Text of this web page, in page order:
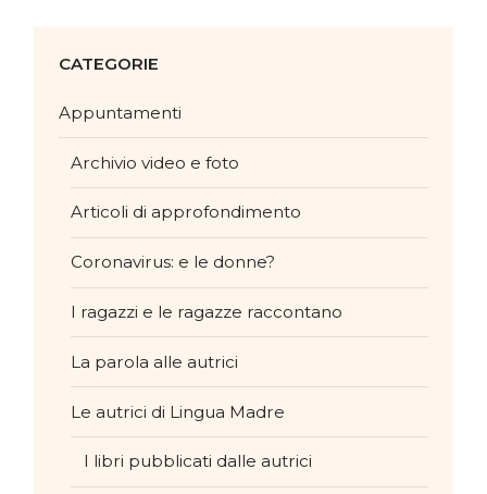
CATEGORIE
Appuntamenti
Archivio video e foto
Articoli di approfondimento
Coronavirus: e le donne?
I ragazzi e le ragazze raccontano
La parola alle autrici
Le autrici di Lingua Madre
I libri pubblicati dalle autrici